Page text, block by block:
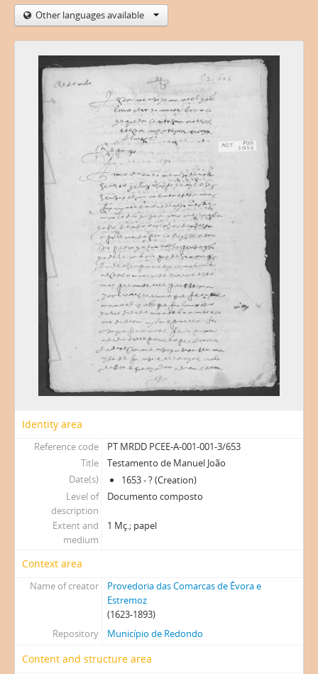
Other languages available
Identity area
Reference code
PT MRDD PCEE-A-001-001-3/653
Title
Testamento de Manuel João
Date(s)
1653 - ? (Creation)
Level of
description
Documento composto
Extent and
medium
1 Mç.; papel
Context area
Name of creator
Provedoria das Comarcas de Évora e
Estremoz
(1623-1893)
Repository
Município de Redondo
Content and structure area